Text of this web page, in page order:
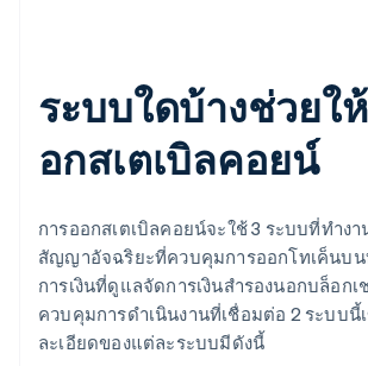
ระบบใดบ้างช่วยใ
อกสเตเบิลคอยน์
การออกสเตเบิลคอยน์จะใช้ 3 ระบบที่ทำง
สัญญาอัจฉริยะที่ควบคุมการออกโทเค็นบน
การเงินที่ดูแลจัดการเงินสำรองนอกบล็อก
ควบคุมการดำเนินงานที่เชื่อมต่อ 2 ระบบนี้
ละเอียดของแต่ละระบบมีดังนี้